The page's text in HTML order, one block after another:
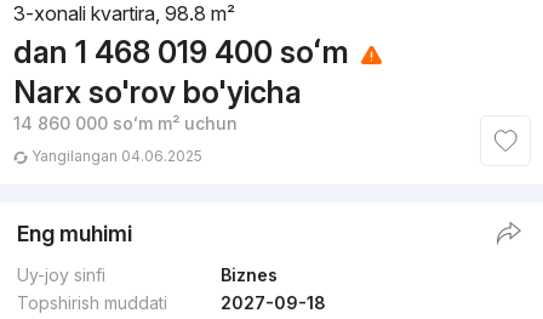
3-xonali kvartira, 98.8 m²
dan 1 468 019 400 soʻm
Narx so'rov bo'yicha
14 860 000 soʻmm² uchun
Yangilangan 04.06.2025
Eng muhimi
Uy-joy sinfi
Biznes
Topshirish muddati
2027-09-18